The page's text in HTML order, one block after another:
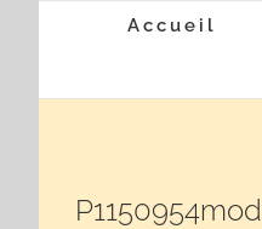
Accueil
P1150954mod